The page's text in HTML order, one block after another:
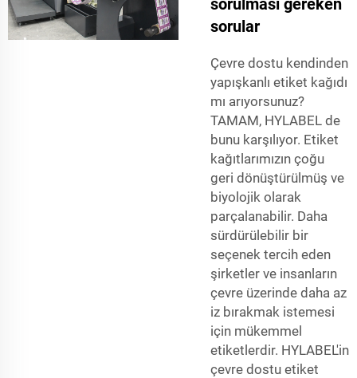
sorulması gereken
sorular
Çevre dostu kendinden
yapışkanlı etiket kağıdı
mı arıyorsunuz?
TAMAM, HYLABEL de
bunu karşılıyor. Etiket
kağıtlarımızın çoğu
geri dönüştürülmüş ve
biyolojik olarak
parçalanabilir. Daha
sürdürülebilir bir
seçenek tercih eden
şirketler ve insanların
çevre üzerinde daha az
iz bırakmak istemesi
için mükemmel
etiketlerdir. HYLABEL'in
çevre dostu etiket